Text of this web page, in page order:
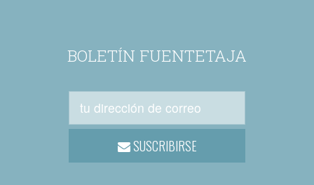
BOLETÍN FUENTETAJA
SUSCRIBIRSE